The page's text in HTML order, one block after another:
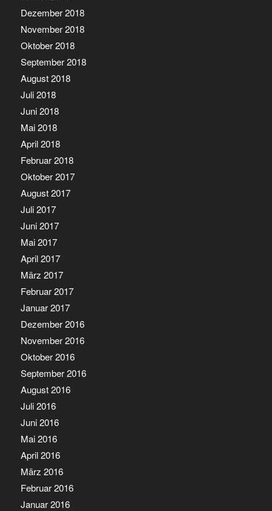
Dezember 2018
November 2018
Oktober 2018
September 2018
August 2018
Juli 2018
Juni 2018
Mai 2018
April 2018
Februar 2018
Oktober 2017
August 2017
Juli 2017
Juni 2017
Mai 2017
April 2017
März 2017
Februar 2017
Januar 2017
Dezember 2016
November 2016
Oktober 2016
September 2016
August 2016
Juli 2016
Juni 2016
Mai 2016
April 2016
März 2016
Februar 2016
Januar 2016